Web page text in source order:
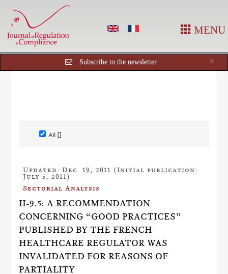
MENU
×
Subscribe to the newsletter
All []
Updated: Dec. 19, 2011 (Initial publication:
July 5, 2011)
Sectorial Analysis
II-9.5: A RECOMMENDATION
CONCERNING “GOOD PRACTICES”
PUBLISHED BY THE FRENCH
HEALTHCARE REGULATOR WAS
INVALIDATED FOR REASONS OF
PARTIALITY